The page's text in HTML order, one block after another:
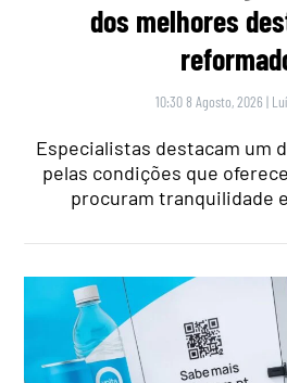
dos melhores
10:30 8 Agosto, 2026 |
Especialistas destacam um
pelas condições que
procuram tranquilidade